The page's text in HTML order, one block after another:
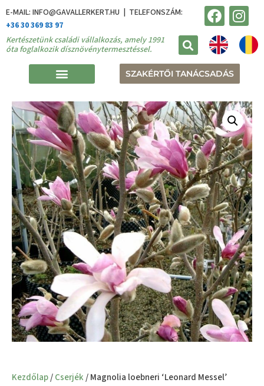
E-MAIL: INFO@GAVALLERKERT.HU | TELEFONSZÁM:
+36 30 369 83 97
Kertészetünk családi vállalkozás, amely 1991
óta foglalkozik dísznövénytermesztéssel.
SZAKÉRTŐI TANÁCSADÁS
Kezdőlap/Cserjék/ Magnolia loebneri ‘Leonard Messel’